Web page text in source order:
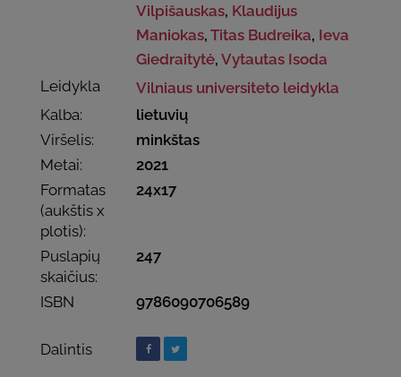
Vilpišauskas, Klaudijus
Maniokas,Titas Budreika, Ieva
Giedraitytė,Vytautas Isoda
Leidykla
Vilniaus universiteto leidykla
Kalba:
lietuvių
Viršelis:
minkštas
Metai:
2021
Formatas
(aukštis x
plotis):
24x17
Puslapių
skaičius:
247
ISBN 9786090706589
Dalintis